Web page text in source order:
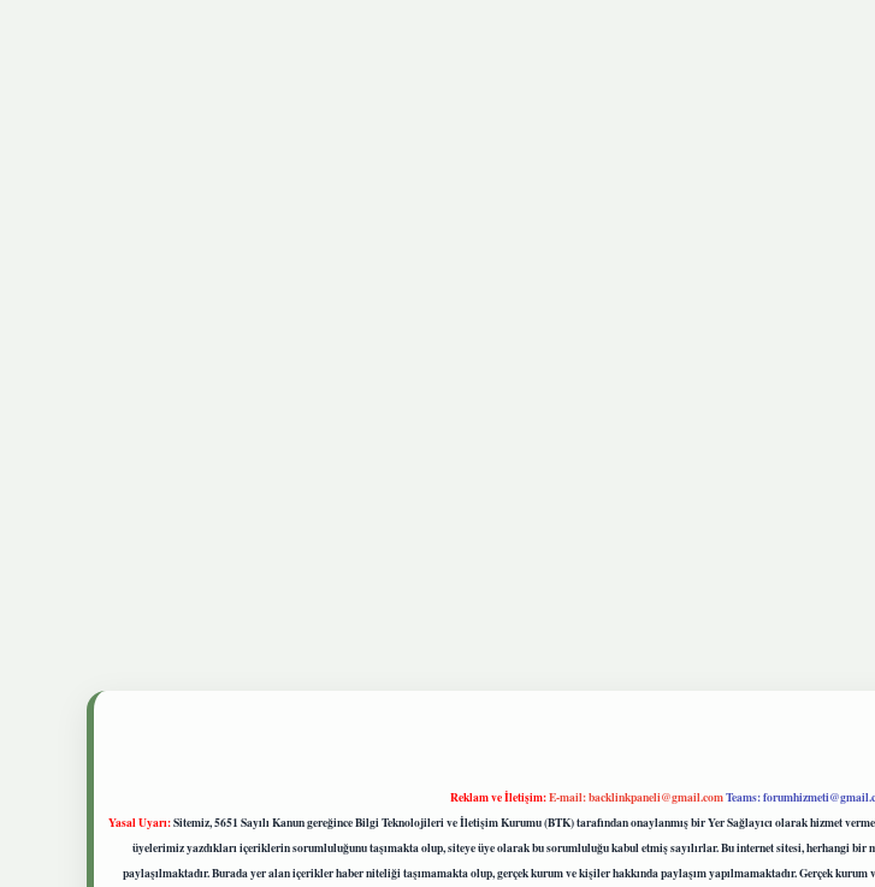
Reklam ve İletişim:E-mail:backlinkpaneli@gmail.comTeams:
Yasal Uyarı:Sitemiz, 5651 Sayılı Kanun gereğince Bilgi Teknolojileri ve İletişim Kurumu (BTK) tarafından onaylanmış bir Yer Sağlayıcı olarak hizmet
üyelerimiz yazdıkları içeriklerin sorumluluğunu taşımakta olup, siteye üye olarak bu sorumluluğu kabul etmiş sayılırlar. Bu internet sitesi, herhangi bir
paylaşılmaktadır. Burada yer alan içerikler haber niteliği taşımamakta olup, gerçek kurum ve kişiler hakkında paylaşım yapılmamaktadır. Gerçek